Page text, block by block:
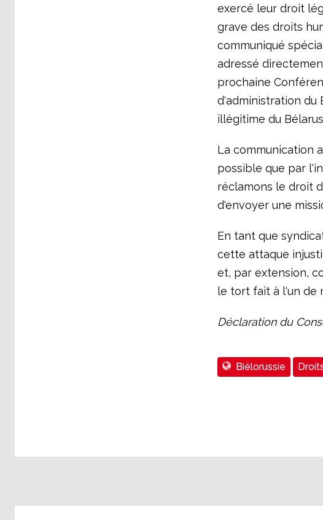
exercé leur droit
grave des droits
communiqué
adressé
prochaine
d'administration du
illégitime du
La communication
possible que par
réclamons le droit
d'envoyer une
En tant que
cette attaque
et, par extension,
le tort fait à l'un de
Déclaration du
Biélorussie